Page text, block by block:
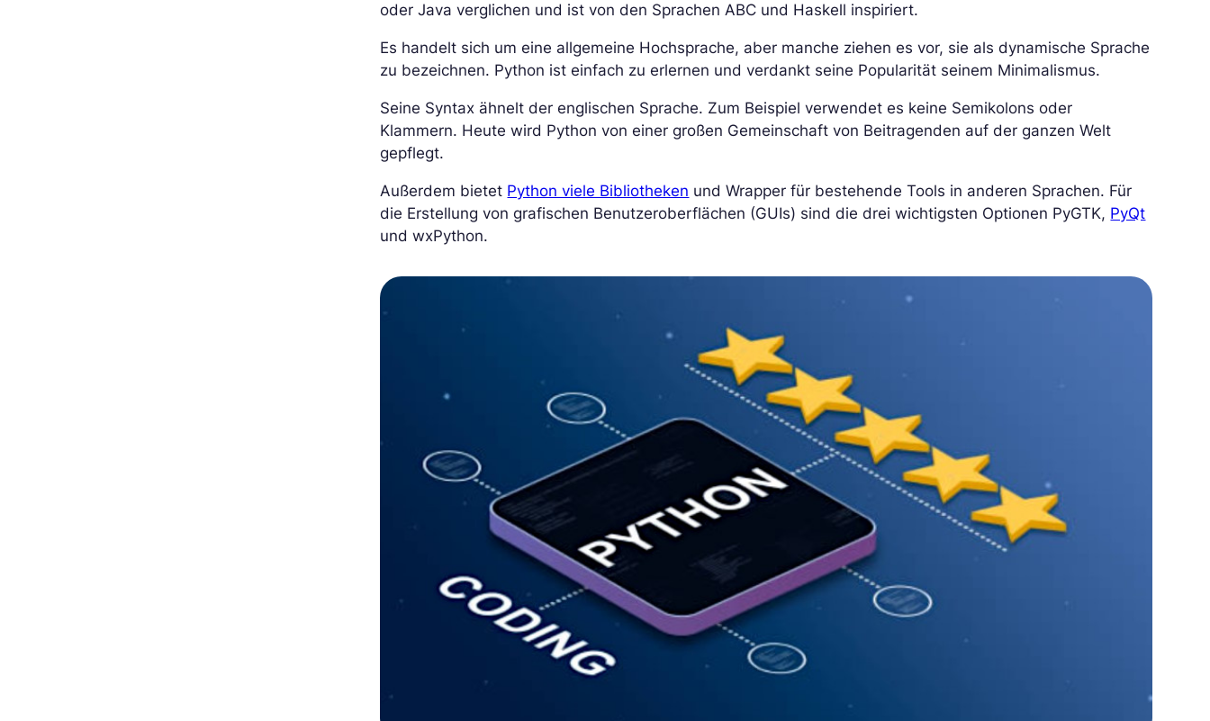
oder Java verglichen und ist von den Sprachen ABC und Haskell inspiriert.
Es handelt sich um eine allgemeine Hochsprache, aber manche ziehen es vor, sie als dynamische Sprache
zu bezeichnen. Python ist einfach zu erlernen und verdankt seine Popularität seinem Minimalismus.
Seine Syntax ähnelt der englischen Sprache. Zum Beispiel verwendet es keine Semikolons oder
Klammern. Heute wird Python von einer großen Gemeinschaft von Beitragenden auf der ganzen Welt
gepflegt.
Außerdem bietet Python viele Bibliotheken und Wrapper für bestehende Tools in anderen Sprachen. Für
die Erstellung von grafischen Benutzeroberflächen (GUIs) sind die drei wichtigsten Optionen PyGTK, PyQt
und wxPython.